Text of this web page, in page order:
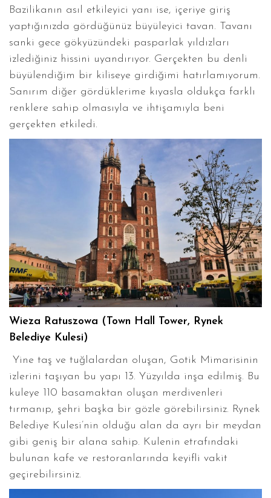
Bazilikanın asıl etkileyici yanı ise, içeriye giriş
yaptığınızda gördüğünüz büyüleyici tavan. Tavanı
sanki gece gökyüzündeki pasparlak yıldızları
izlediğiniz hissini uyandırıyor. Gerçekten bu denli
büyülendiğim bir kiliseye girdiğimi hatırlamıyorum.
Sanırım diğer gördüklerime kıyasla oldukça farklı
renklere sahip olmasıyla ve ihtişamıyla beni
gerçekten etkiledi.
Wieza Ratuszowa (Town Hall Tower, Rynek
Belediye Kulesi)
Yine taş ve tuğlalardan oluşan, Gotik Mimarisinin
izlerini taşıyan bu yapı 13. Yüzyılda inşa edilmiş. Bu
kuleye 110 basamaktan oluşan merdivenleri
tırmanıp, şehri başka bir gözle görebilirsiniz. Rynek
Belediye Kulesi’nin olduğu alan da ayrı bir meydan
gibi geniş bir alana sahip. Kulenin etrafındaki
bulunan kafe ve restoranlarında keyifli vakit
geçirebilirsiniz.